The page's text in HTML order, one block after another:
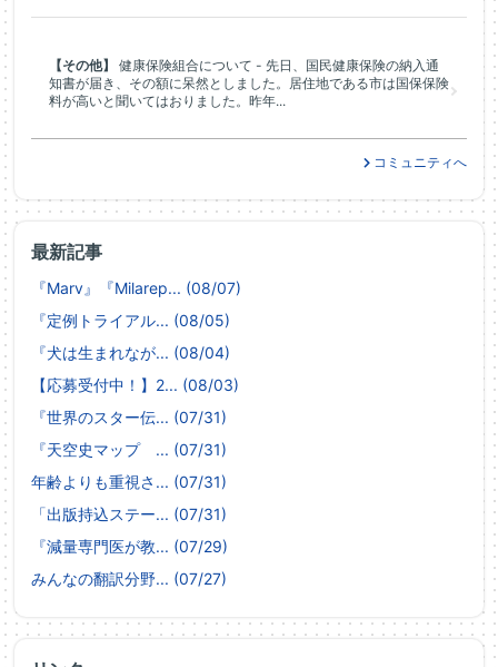
最新記事
『Marv』『Milarep... (08/07)
『定例トライアル... (08/05)
『犬は生まれなが... (08/04)
【応募受付中！】2... (08/03)
『世界のスター伝... (07/31)
『天空史マップ ... (07/31)
年齢よりも重視さ... (07/31)
「出版持込ステー... (07/31)
『減量専門医が教... (07/29)
みんなの翻訳分野... (07/27)
【その他】
健康保険組合について - 先日、国民健康保険の納入通
知書が届き、その額に呆然としました。居住地である市は国保保険
料が高いと聞いてはおりました。昨年...
コミュニティへ